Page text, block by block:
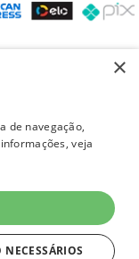
×
de navegação,
veja